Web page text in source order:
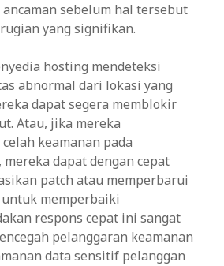
sebelum hal tersebut
yang signifikan.
hosting mendeteksi
abnormal dari lokasi yang
dapat segera memblokir
Atau, jika mereka
keamanan pada
dapat dengan cepat
patch atau memperbarui
memperbaiki
respons cepat ini sangat
pelanggaran keamanan
data sensitif pelanggan